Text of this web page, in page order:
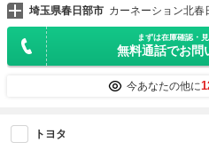
埼玉県春日部市 カーネーション北
まずは在庫確認・
無料通話でお問
今あなたの他に
トヨタ